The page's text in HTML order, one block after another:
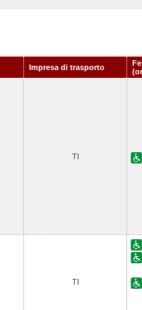
Impresa di trasporto
TI
TI